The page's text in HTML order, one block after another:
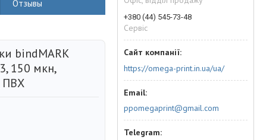
Отзывы
bindMARK
150 мкн,
ПВХ
+380 (44) 545-73-48
Сервіс
https://omega-print.in.ua/ua/
ppomegaprint@gmail.com